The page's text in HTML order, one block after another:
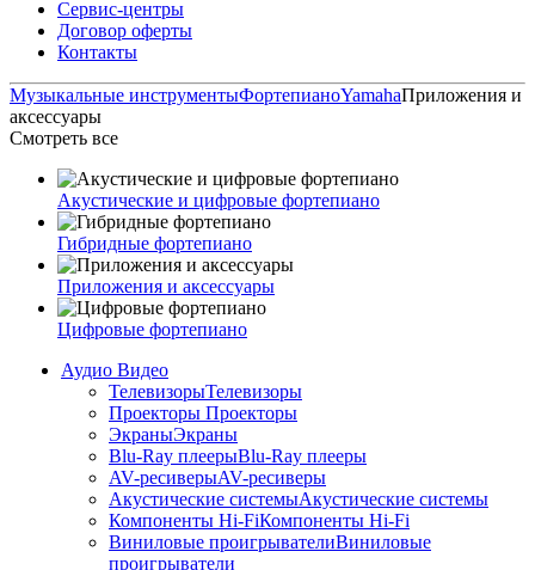
Сервис-центры
Договор оферты
Контакты
Музыкальные инструментыФортепианоYamahaПриложения и
аксессуары
Смотреть все
Акустические и цифровые фортепиано
Гибридные фортепиано
Приложения и аксессуары
Цифровые фортепиано
Аудио Видео
ТелевизорыТелевизоры
Проекторы Проекторы
ЭкраныЭкраны
Blu-Ray плеерыBlu-Ray плееры
AV-ресиверыAV-ресиверы
Акустические системыАкустические системы
Компоненты Hi-FiКомпоненты Hi-Fi
Виниловые проигрывателиВиниловые
проигрыватели